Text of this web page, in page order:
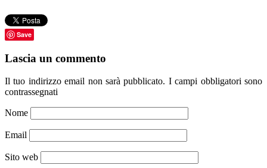
Save
Lascia un commento
Il tuo indirizzo email non sarà pubblicato. I campi obbligatori sono
contrassegnati
Nome
Email
Sito web